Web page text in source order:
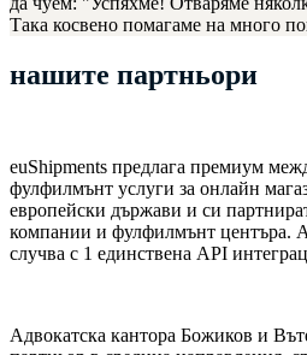
Така косвено помагаме на много
нашите партньори
euShipments предлага премиум
фулфилмънт услуги за онлайн
европейски държави и си
компании и фулфилмънт центъра. А
случва с 1 единствена API
Адвокатска кантора Божиков и